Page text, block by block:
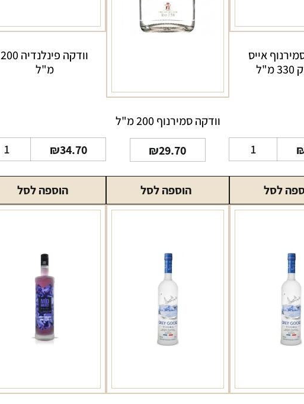
אייס
של
וודקה
סמירנוף
אייס
לסל
וודקה סמירנוף 200 מ"ל
₪29.70
הוספה לסל
וודקה פינלנדיה 200
מ"ל
₪34.70
של
וודקה
פינלנדיה
200
הוספה לסל